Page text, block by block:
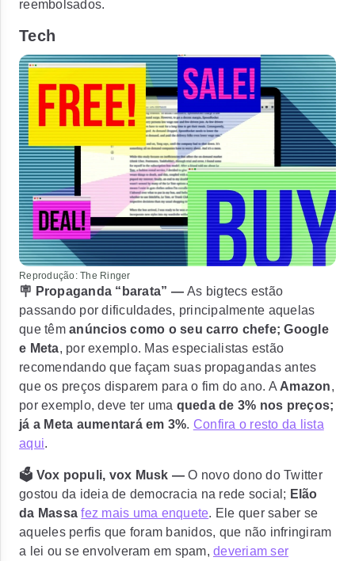
reembolsados.
Tech
Reprodução: The Ringer
🪧 Propaganda “barata” — As bigtecs estão
passando por dificuldades, principalmente aquelas
que têm anúncios como o seu carro chefe; Google
e Meta, por exemplo. Mas especialistas estão
recomendando que façam suas propagandas antes
que os preços disparem para o fim do ano. A Amazon,
por exemplo, deve ter uma queda de 3% nos preços;
já a Meta aumentará em 3%. Confira o resto da lista
aqui.
🗳️ Vox populi, vox Musk — O novo dono do Twitter
gostou da ideia de democracia na rede social; Elão
da Massa fez mais uma enquete. Ele quer saber se
aqueles perfis que foram banidos, que não infringiram
a lei ou se envolveram em spam, deveriam ser